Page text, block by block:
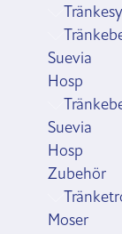
Suevia
Hosp
Suevia
Hosp
Zubehör
Moser